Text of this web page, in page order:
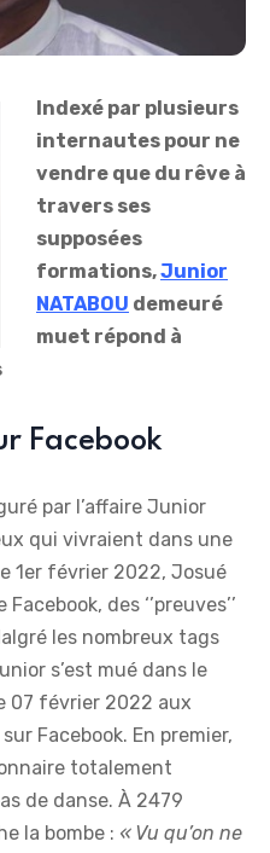
Indexé par plusieurs
internautes pour ne
vendre que du rêve à
travers ses
supposées
formations,Junior
NATABOU demeuré
muet répond à
Facebook
par l’affaire Junior
qui vivraient dans une
1er février 2022, Josué
des ‘’preuves’’
les nombreux tags
s’est mué dans le
07 février 2022 aux
Facebook. En premier,
totalement
de danse. À 2479
la bombe : « Vu qu’on ne